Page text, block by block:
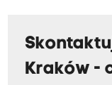
Kraków -